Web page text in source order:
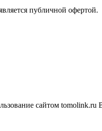
публичной офертой.
сайтом tomolink.ru